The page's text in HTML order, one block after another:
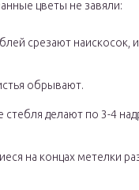
цветы не завяли:
срезают наискосок,
обрывают.
стебля делают по 3-4
на концах метелки